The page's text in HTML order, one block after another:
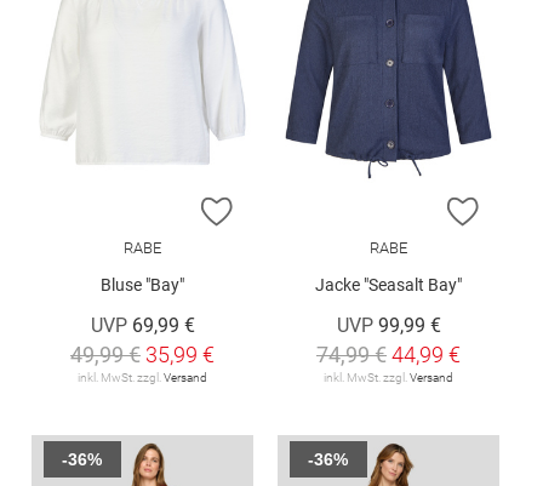
ZUR WUNSCHLISTE HINZUFÜGEN
RABE
Bluse "Bay"
UVP 69,99 €
49,99 € 35,99 €
inkl. MwSt. zzgl.Versand
ZUR
RABE
Jacke "Seasalt Bay"
UVP 99,99 €
74,99 €44,99 €
inkl. MwSt. zzgl.Versand
-36% -36%